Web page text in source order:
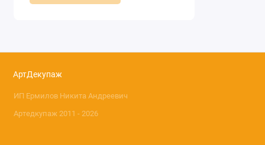
АртДекупаж
ИП Ермилов Никита Андреевич
Артедкупаж 2011 - 2026